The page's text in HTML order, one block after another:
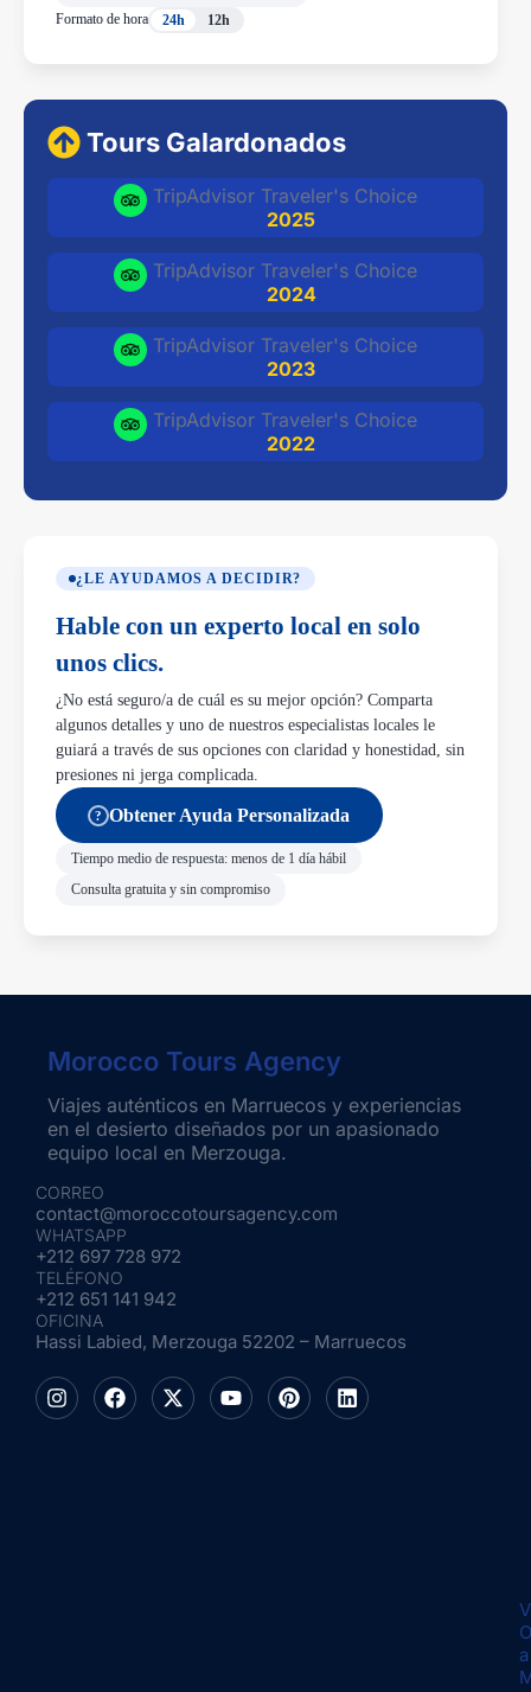
Formato de hora
24h 12h
Tours Galardonados
TripAdvisor Traveler's Choice
2025
TripAdvisor Traveler's Choice
2024
TripAdvisor Traveler's Choice
2023
TripAdvisor Traveler's Choice
2022
¿LE AYUDAMOS A DECIDIR?
Hable con un experto local en solo
unos clics.
¿No está seguro/a de cuál es su mejor opción? Comparta
algunos detalles y uno de nuestros especialistas locales le
guiará a través de sus opciones con claridad y honestidad, sin
presiones ni jerga complicada.
? Obtener Ayuda Personalizada
Tiempo medio de respuesta: menos de 1 día hábil
Consulta gratuita y sin compromiso
Morocco Tours Agency
Viajes auténticos en Marruecos y experiencias
en el desierto diseñados por un apasionado
equipo local en Merzouga.
CORREO
contact@moroccotoursagency.com
WHATSAPP
+212 697 728 972
TELÉFONO
+212 651 141 942
OFICINA
Hassi Labied, Merzouga 52202 – Marruecos
a